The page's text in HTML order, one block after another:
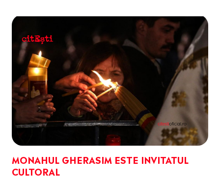
MONAHUL GHERASIM ESTE INVITATUL
CULTORAL